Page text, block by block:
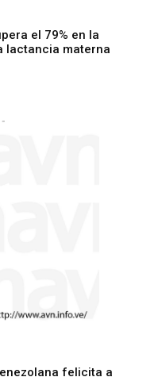
el 79% en la
lactancia materna
-
felicita a